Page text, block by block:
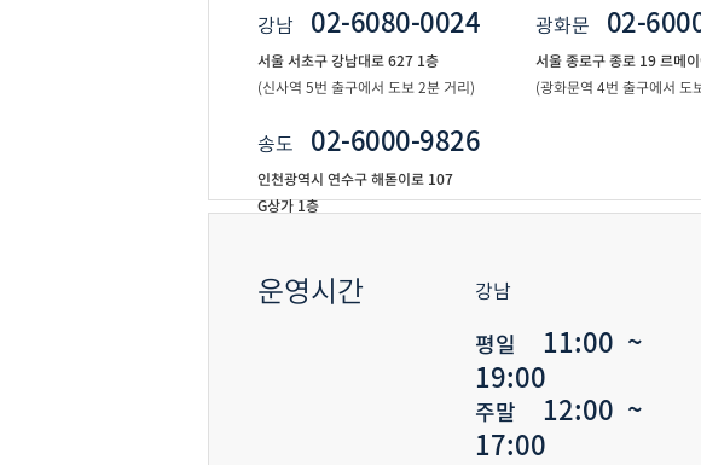
강남 02-6080-0024
서울 서초구 강남대로 627 1층
(신사역 5번 출구에서 도보 2분 거리)
광화문 02-
서울 종로구 종로 19 르메
(광화문역 4번 출구에서 도
송도 02-6000-9826
인천광역시 연수구 해돋이로 107
G상가 1층
운영시간 강남
평일
11:00 ~
19:00
주말
12:00 ~
17:00